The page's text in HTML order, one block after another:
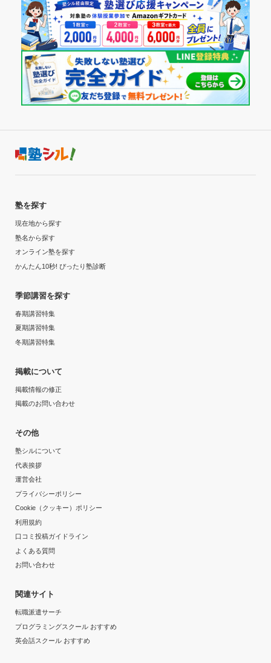
塾を探す
現在地から探す
塾名から探す
オンライン塾を探す
かんたん10秒! ぴったり塾診断
季節講習を探す
春期講習特集
夏期講習特集
冬期講習特集
掲載について
掲載情報の修正
掲載のお問い合わせ
その他
塾シルについて
代表挨拶
運営会社
プライバシーポリシー
Cookie（クッキー）ポリシー
利用規約
口コミ投稿ガイドライン
よくある質問
お問い合わせ
関連サイト
転職派遣サーチ
プログラミングスクール おすすめ
英会話スクール おすすめ